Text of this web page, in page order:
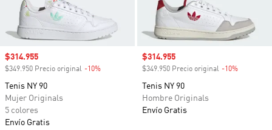
Precio de venta
$314.955
$349.950 Precio original -10%
Tenis NY 90
Mujer Originals
5 colores
Envío Gratis
Precio de venta
$314.955
$349.950 Precio original -10%
Tenis NY 90
Hombre Originals
Envío Gratis